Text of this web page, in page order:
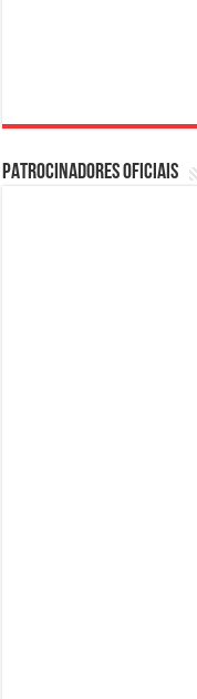
PATROCINADORES OFICIAIS